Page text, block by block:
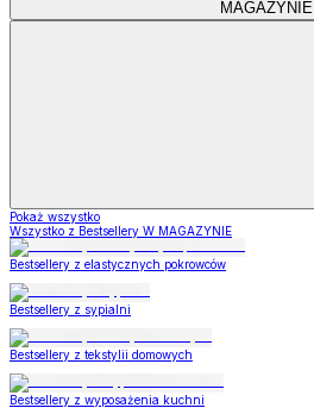
MAGAZYNIE
Pokaż wszystko
Wszystko z Bestsellery W MAGAZYNIE
Bestsellery z elastycznych pokrowców
Bestsellery z sypialni
Bestsellery z tekstylii domowych
Bestsellery z wyposażenia kuchni